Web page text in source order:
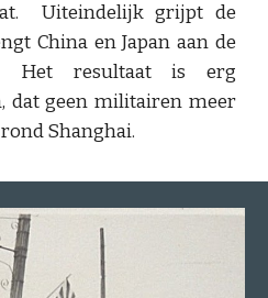
Uiteindelijk grijpt de
China en Japan aan de
Het resultaat is erg
dat geen militairen meer
Shanghai.